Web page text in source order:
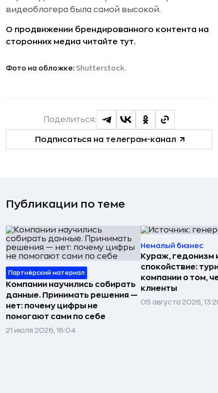
видеоблогера была самой высокой.
О продвижении брендированного контента на
сторонних медиа читайте тут.
Фото на обложке: Shutterstock.
Подписаться на телеграм-канал
Поделиться:
Публикации по теме
Партнёрский материал
Компании научились собирать
данные. Принимать решения —
нет: почему цифры не
помогают сами по себе
21 июля 2026, 16:04
Немалый бизнес
Кураж, гедонизм
спокойствие:
компании о том,
клиенты
05 августа 2026,